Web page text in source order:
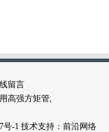
留言
高强方矩管,
号-1 技术支持：前沿网络